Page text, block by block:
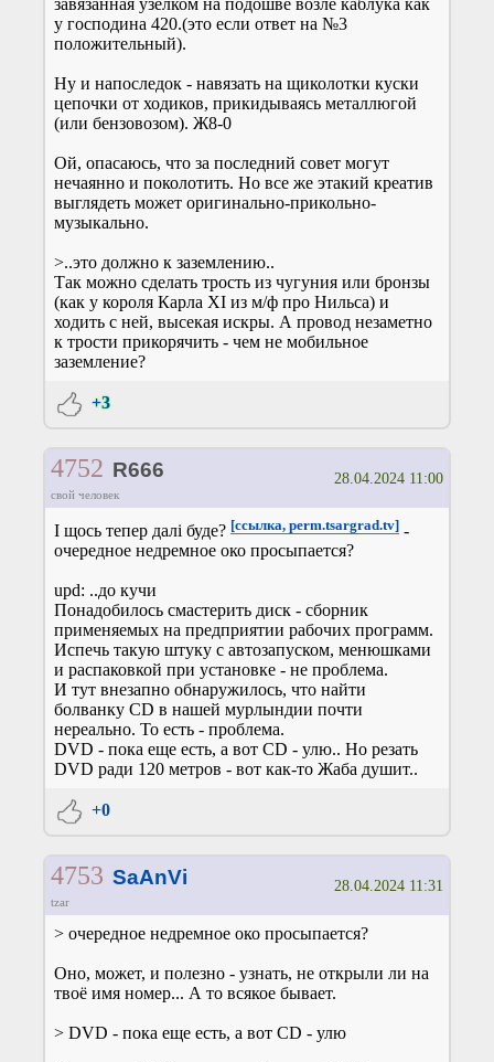
завязанная узелком на подошве возле каблука как
у господина 420.(это если ответ на №3
положительный).
Ну и напоследок - навязать на щиколотки куски
цепочки от ходиков, прикидываясь металлюгой
(или бензовозом). Ж8-0
Ой, опасаюсь, что за последний совет могут
нечаянно и поколотить. Но все же этакий креатив
выглядеть может оригинально-прикольно-
музыкально.
>..это должно к заземлению..
Так можно сделать трость из чугуния или бронзы
(как у короля Карла XI из м/ф про Нильса) и
ходить с ней, высекая искры. А провод незаметно
к трости прикорячить - чем не мобильное
заземление?
+3
4752 R666
свой человек
28.04.2024 11:00
І щось тепер далі буде? [ссылка, perm.tsargrad.tv] -
очередное недремное око просыпается?
upd: ..до кучи
Понадобилось смастерить диск - сборник
применяемых на предприятии рабочих программ.
Испечь такую штуку с автозапуском, менюшками
и распаковкой при установке - не проблема.
И тут внезапно обнаружилось, что найти
болванку CD в нашей мурлындии почти
нереально. То есть - проблема.
DVD - пока еще есть, а вот CD - улю.. Но резать
DVD ради 120 метров - вот как-то Жаба душит..
+0
4753 SaAnVi
tzar
28.04.2024 11:31
> очередное недремное око просыпается?
Оно, может, и полезно - узнать, не открыли ли на
твоё имя номер... А то всякое бывает.
> DVD - пока еще есть, а вот CD - улю